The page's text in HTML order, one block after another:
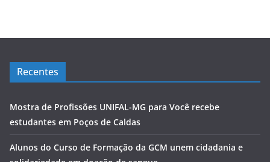
Recentes
Mostra de Profissões UNIFAL-MG para Você recebe
estudantes em Poços de Caldas
Alunos do Curso de Formação da GCM unem cidadania e